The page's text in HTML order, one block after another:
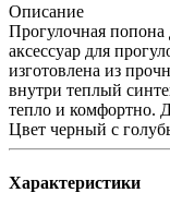
Описание
Прогулочная
аксессуар для
изготовлена из
внутри теплый
тепло и комфортно.
Цвет черный с
Характеристики